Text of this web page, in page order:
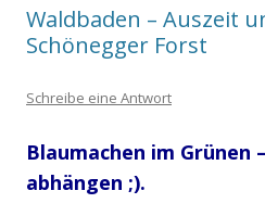
Waldbaden – Auszeit
Schönegger Forst
Schreibe eine Antwort
Blaumachen im Grünen
abhängen ;).